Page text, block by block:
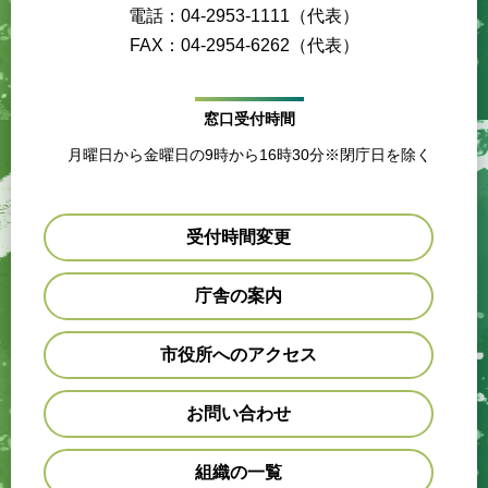
電話：04-2953-1111（代表）
FAX：04-2954-6262（代表）
窓口受付時間
月曜日から金曜日の9時から16時30分※閉庁日を除く
受付時間変更
庁舎の案内
市役所へのアクセス
お問い合わせ
組織の一覧